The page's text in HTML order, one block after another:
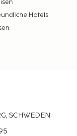
Hotels
SCHWEDEN